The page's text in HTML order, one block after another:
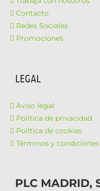
Contacto
Redes Sociales
Promociones
LEGAL
Aviso legal
Política de privacidad
Política de cookies
Términos y condiciones
PLC MADRID,